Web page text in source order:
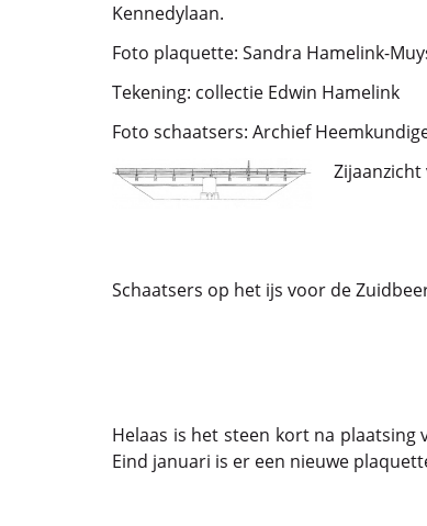
Kennedylaan.
Foto plaquette: Sandra Hamelink-
Tekening: collectie Edwin Hamelink
Foto schaatsers: Archief
Schaatsers op het ijs voor de
Helaas is het steen kort na plaatsing
Eind januari is er een nieuwe